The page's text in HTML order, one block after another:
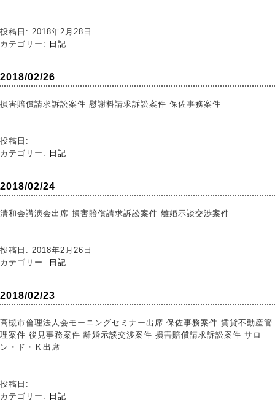
投稿日: 2018年2月28日
カテゴリー: 日記
2018/02/26
損害賠償請求訴訟案件 慰謝料請求訴訟案件 保佐事務案件
投稿日:
カテゴリー:
日記
2018/02/24
清和会講演会出席 損害賠償請求訴訟案件 離婚示談交渉案件
投稿日: 2018年2月26日
カテゴリー:
日記
2018/02/23
高槻市倫理法人会モーニングセミナー出席 保佐事務案件 賃貸不動産管
理案件 後見事務案件 離婚示談交渉案件 損害賠償請求訴訟案件 サロ
ン・ド・Ｋ出席
投稿日:
カテゴリー:
日記